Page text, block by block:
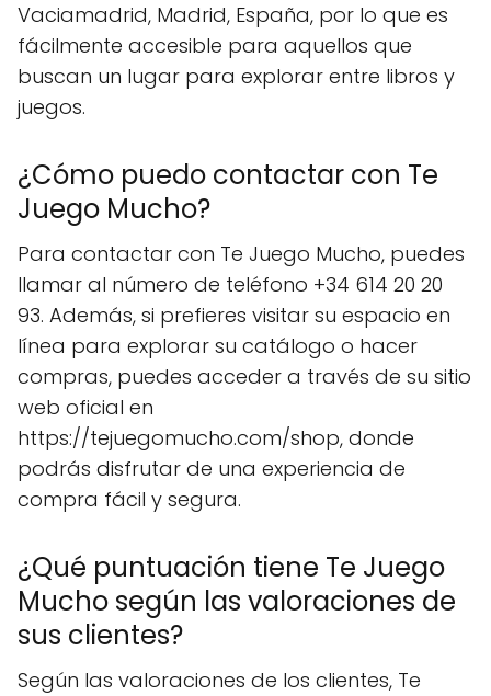
Vaciamadrid, Madrid, España, por lo que es
fácilmente accesible para aquellos que
buscan un lugar para explorar entre libros y
juegos.
¿Cómo puedo contactar con Te
Juego Mucho?
Para contactar con Te Juego Mucho, puedes
llamar al número de teléfono +34 614 20 20
93. Además, si prefieres visitar su espacio en
línea para explorar su catálogo o hacer
compras, puedes acceder a través de su sitio
web oficial en
https://tejuegomucho.com/shop, donde
podrás disfrutar de una experiencia de
compra fácil y segura.
¿Qué puntuación tiene Te Juego
Mucho según las valoraciones de
sus clientes?
Según las valoraciones de los clientes, Te